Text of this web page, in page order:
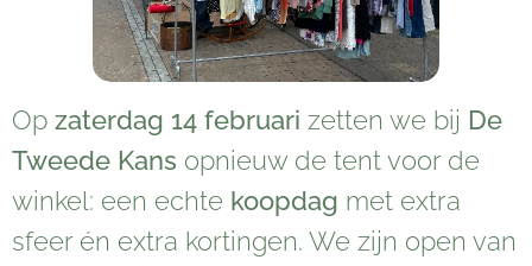
Op zaterdag 14 februari zetten we bij De
Tweede Kans opnieuw de tent voor de
winkel: een echte koopdag met extra
sfeer én extra kortingen. We zijn open van